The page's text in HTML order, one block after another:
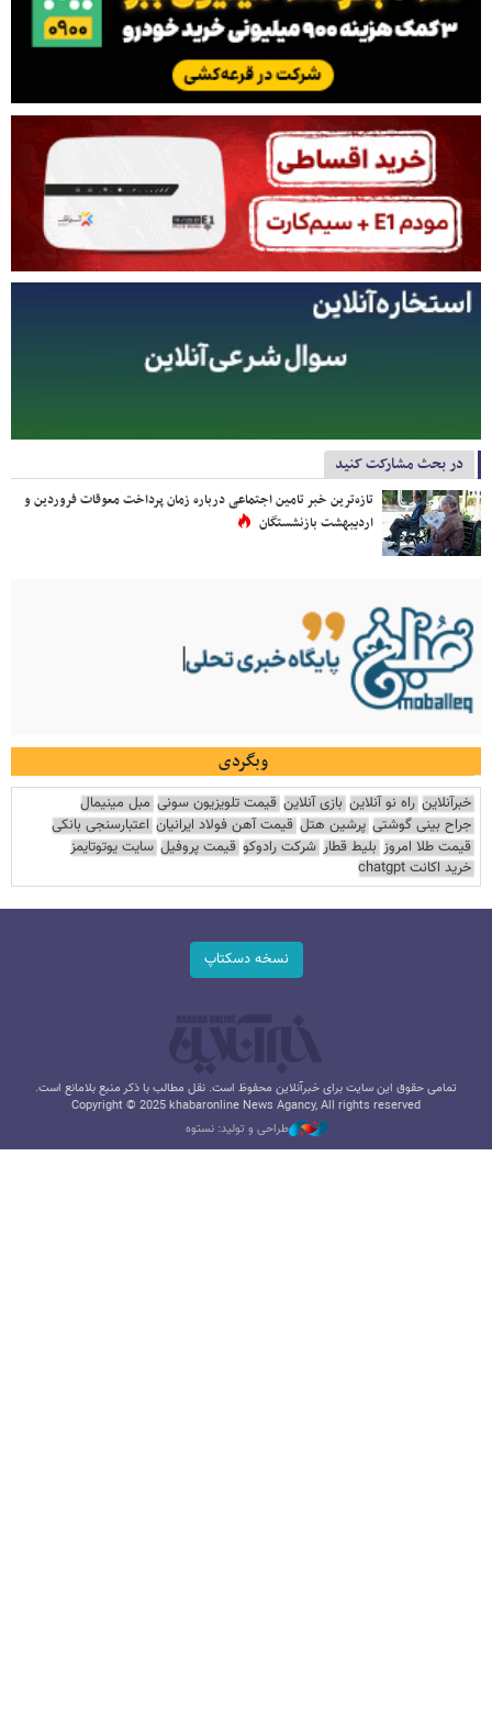
در بحث مشارکت کنید
تازه‌ترین خبر تامین اجتماعی درباره زمان پرداخت معوقات فروردین و
اردیبهشت بازنشستگان
وبگردی
خبرآنلاین راه نو آنلاین بازی آنلاین قیمت تلویزیون سونی مبل مینیمال
جراح بینی گوشتی پرشین هتل قیمت آهن فولاد ایرانیان اعتبارسنجی بانکی
قیمت طلا امروز بلیط قطار شرکت رادوکو قیمت پروفیل سایت یوتوتایمز
خرید اکانت chatgpt
نسخه دسکتاپ
تمامی حقوق این سایت برای خبرآنلاین محفوظ است. نقل مطالب با ذکر منبع بلامانع است.
Copyright © 2025 khabaronline News Agancy, All rights reserved
طراحی و تولید: نستوه